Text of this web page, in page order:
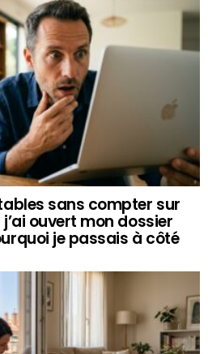
sans compter sur
ouvert mon dossier
je passais à côté